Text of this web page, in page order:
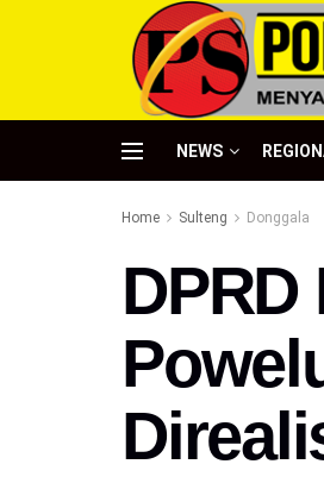
NEWS
Home Sulteng Donggala